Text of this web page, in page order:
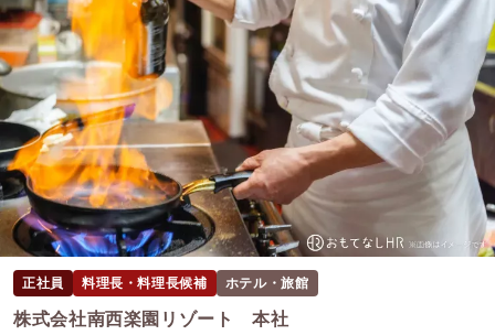
正社員 料理長・料理長候補 ホテル・旅館
株式会社南西楽園リゾート 本社